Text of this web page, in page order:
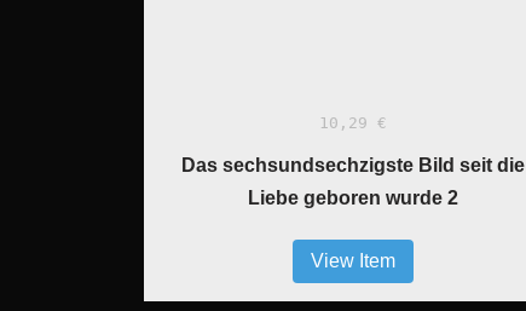
10,29 €
Das sechsundsechzigste Bild seit die
Liebe geboren wurde 2
View Item